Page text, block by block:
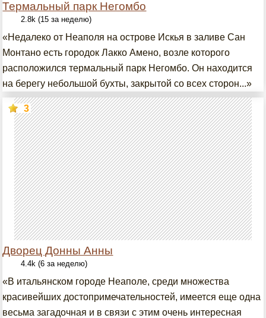
Термальный парк Негомбо
2.8k (15 за неделю)
«Недалеко от Неаполя на острове Искья в заливе Сан
Монтано есть городок Лакко Амено, возле которого
расположился термальный парк Негомбо. Он находится
на берегу небольшой бухты, закрытой со всех сторон...»
Дворец Донны Анны
3
4.4k (6 за неделю)
«В итальянском городе Неаполе, среди множества
красивейших достопримечательностей, имеется еще одна
весьма загадочная и в связи с этим очень интересная